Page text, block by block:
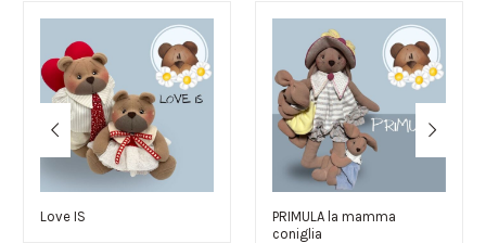
Love IS
PRIMULA la mamma
coniglia